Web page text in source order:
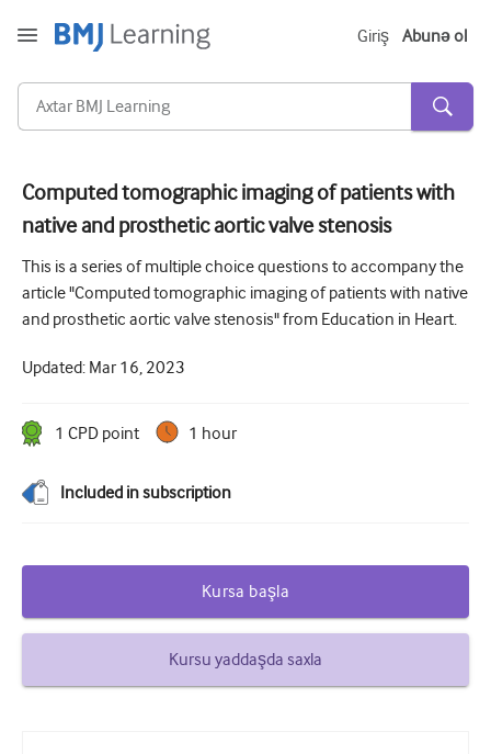
Giriş Abunə ol
Kəskin və Fövqəladə
Allergiya
Kardiologiya
Kritik/İntensiv müalicə
Dermatologiya
otorinolarinqologiya
Qastroenterologiya
Computed tomographic imaging of patients with
native and prosthetic aortic valve stenosis
This is a series of multiple choice questions to accompany the
article "Computed tomographic imaging of patients with native
and prosthetic aortic valve stenosis" from Education in Heart.
Updated: Mar 16, 2023
1 CPD point 1 hour
Included in subscription
Kursa başla
Kursu yaddaşda saxla